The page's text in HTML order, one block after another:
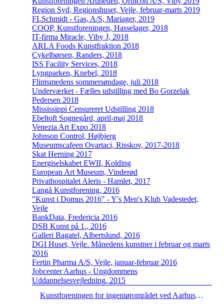
Region Syd, Regionshuset, Vejle, februar-marts 2019
FLSchmidt - Gas, A/S, Mariager, 2019
COOP, Kunstforeningen, Hasselager, 2018
IT-firma Miracle, Viby J, 2018
ARLA Foods Kunstfraktion 2018
Cykelbørsen, Randers, 2018
ISS Facility Services, 2018
Lyngparken, Knebel, 2018
Flintsmedens sommersøndage, juli 2018
Underværket - Fælles udstilling med Bo Gorzelak
Pedersen 2018
Mississippi Censureret Udstilling 2018
Ebeltoft Sognegård, april-maj 2018
Venezia Art Expo 2018
Johnson Control, Højbjerg
Museumscafeen Ovartaci, Risskov, 2017-2018
Skat Herning 2017
Energiselskabet EWII, Kolding
European Art Museum, Vinderød
Privathospitalet Aleris - Hamlet, 2017
Langå Kunstforening, 2016
"Kunst i Domus 2016" - Y's Men's Klub Vadestedet,
Vejle
BankData, Fredericia 2016
DSB Kunst på 1., 2016
Galleri Bagatel, Albertslund, 2016
DGI Huset, Vejle. Månedens kunstner i februar og marts
2016
Fertin Pharma A/S, Vejle, januar-februar 2016
Jobcenter Aarhus - Ungdommens
Uddannelsesvejledning, 2015
Kunstforeningen for ingeniørområdet ved Aarhus Universitet 2015